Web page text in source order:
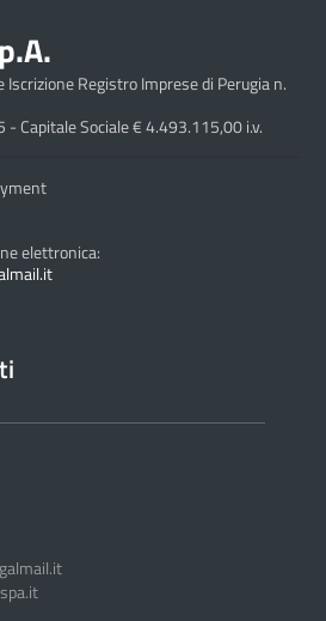
Iscrizione Registro Imprese di Perugia n.
- Capitale Sociale € 4.493.115,00 i.v.
elettronica: